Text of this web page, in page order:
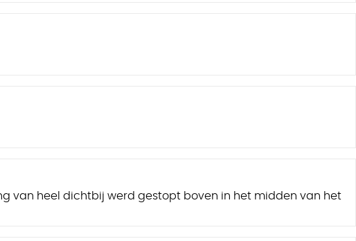
van heel dichtbij werd gestopt boven in het midden van het